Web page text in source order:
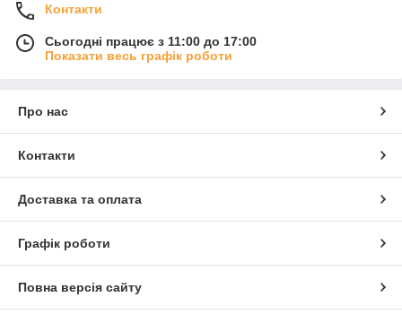
Контакти
Сьогодні працює з 11:00 до 17:00
Показати весь графік роботи
Про нас
Контакти
Доставка та оплата
Графік роботи
Повна версія сайту